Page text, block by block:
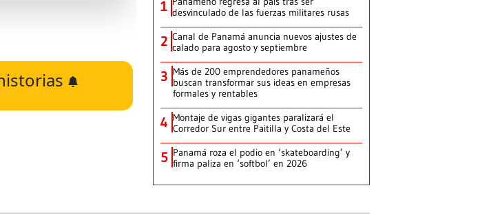
1 desvinculado de las fuerzas militares rusas
2 Canal de Panamá anuncia nuevos ajustes de
calado para agosto y septiembre
3 Más de 200 emprendedores panameños
buscan transformar sus ideas en empresas
formales y rentables
4 Montaje de vigas gigantes paralizará el
Corredor Sur entre Paitilla y Costa del Este
5 Panamá roza el podio en ‘skateboarding’ y
firma paliza en ‘softbol’ en 2026